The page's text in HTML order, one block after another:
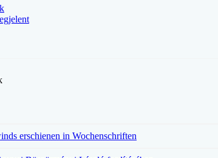
erschienen in Wochenschriften